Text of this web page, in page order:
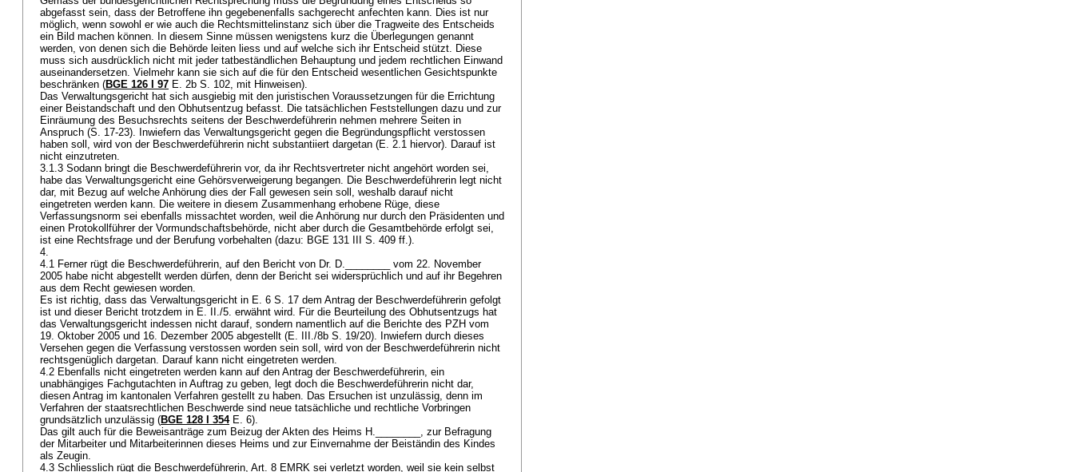
abgefasst sein, dass der Betroffene ihn gegebenenfalls sachgerecht anfechten kann. Dies ist nur
möglich, wenn sowohl er wie auch die Rechtsmittelinstanz sich über die Tragweite des Entscheids
ein Bild machen können. In diesem Sinne müssen wenigstens kurz die Überlegungen genannt
werden, von denen sich die Behörde leiten liess und auf welche sich ihr Entscheid stützt. Diese
muss sich ausdrücklich nicht mit jeder tatbeständlichen Behauptung und jedem rechtlichen Einwand
auseinandersetzen. Vielmehr kann sie sich auf die für den Entscheid wesentlichen Gesichtspunkte
beschränken (BGE 126 I 97 E. 2b S. 102, mit Hinweisen).
Das Verwaltungsgericht hat sich ausgiebig mit den juristischen Voraussetzungen für die Errichtung
einer Beistandschaft und den Obhutsentzug befasst. Die tatsächlichen Feststellungen dazu und zur
Einräumung des Besuchsrechts seitens der Beschwerdeführerin nehmen mehrere Seiten in
Anspruch (S. 17-23). Inwiefern das Verwaltungsgericht gegen die Begründungspflicht verstossen
haben soll, wird von der Beschwerdeführerin nicht substantiiert dargetan (E. 2.1 hiervor). Darauf ist
nicht einzutreten.
3.1.3 Sodann bringt die Beschwerdeführerin vor, da ihr Rechtsvertreter nicht angehört worden sei,
habe das Verwaltungsgericht eine Gehörsverweigerung begangen. Die Beschwerdeführerin legt nicht
dar, mit Bezug auf welche Anhörung dies der Fall gewesen sein soll, weshalb darauf nicht
eingetreten werden kann. Die weitere in diesem Zusammenhang erhobene Rüge, diese
Verfassungsnorm sei ebenfalls missachtet worden, weil die Anhörung nur durch den Präsidenten und
einen Protokollführer der Vormundschaftsbehörde, nicht aber durch die Gesamtbehörde erfolgt sei,
ist eine Rechtsfrage und der Berufung vorbehalten (dazu: BGE 131 III S. 409 ff.).
4.
4.1 Ferner rügt die Beschwerdeführerin, auf den Bericht von Dr. D.________ vom 22. November
2005 habe nicht abgestellt werden dürfen, denn der Bericht sei widersprüchlich und auf ihr Begehren
aus dem Recht gewiesen worden.
Es ist richtig, dass das Verwaltungsgericht in E. 6 S. 17 dem Antrag der Beschwerdeführerin gefolgt
ist und dieser Bericht trotzdem in E. II./5. erwähnt wird. Für die Beurteilung des Obhutsentzugs hat
das Verwaltungsgericht indessen nicht darauf, sondern namentlich auf die Berichte des PZH vom
19. Oktober 2005 und 16. Dezember 2005 abgestellt (E. III./8b S. 19/20). Inwiefern durch dieses
Versehen gegen die Verfassung verstossen worden sein soll, wird von der Beschwerdeführerin nicht
rechtsgenüglich dargetan. Darauf kann nicht eingetreten werden.
4.2 Ebenfalls nicht eingetreten werden kann auf den Antrag der Beschwerdeführerin, ein
unabhängiges Fachgutachten in Auftrag zu geben, legt doch die Beschwerdeführerin nicht dar,
diesen Antrag im kantonalen Verfahren gestellt zu haben. Das Ersuchen ist unzulässig, denn im
Verfahren der staatsrechtlichen Beschwerde sind neue tatsächliche und rechtliche Vorbringen
grundsätzlich unzulässig (BGE 128 I 354E. 6).
Das gilt auch für die Beweisanträge zum Beizug der Akten des Heims H.________, zur Befragung
der Mitarbeiter und Mitarbeiterinnen dieses Heims und zur Einvernahme der Beiständin des Kindes
als Zeugin.
4.3 Schliesslich rügt die Beschwerdeführerin, Art. 8 EMRK sei verletzt worden, weil sie kein selbst